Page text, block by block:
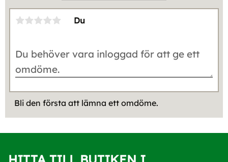
Du
Bli den första att lämna ett omdöme.